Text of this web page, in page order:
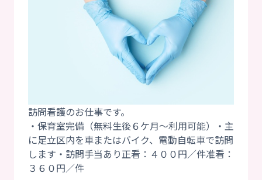
訪問看護のお仕事です。
・保育室完備（無料生後６ケ月～利用可能）・主
に足立区内を車またはバイク、電動自転車で訪問
します・訪問手当あり正看：４００円／件准看：